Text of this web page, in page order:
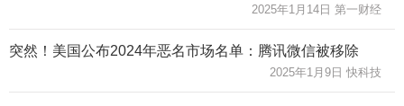
2025年1月14日 第一财经
突然！美国公布2024年恶名市场名单：腾讯微信被移除
2025年1月9日 快科技